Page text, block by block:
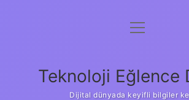
Anasayfa
Yasal Uyarı
menüyü
Teknoloji Eğlence
Dijital dünyada keyifli bilgiler